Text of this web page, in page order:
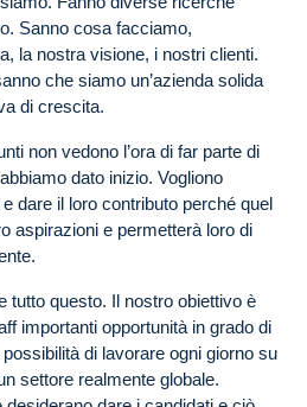
Sanno cosa facciamo,
la nostra visione, i nostri clienti.
che siamo un’azienda solida
di crescita.
non vedono l’ora di far parte di
dato inizio. Vogliono
dare il loro contributo perché quel
aspirazioni e permetterà loro di
tutto questo. Il nostro obiettivo è
importanti opportunità in grado di
di lavorare ogni giorno su
settore realmente globale.